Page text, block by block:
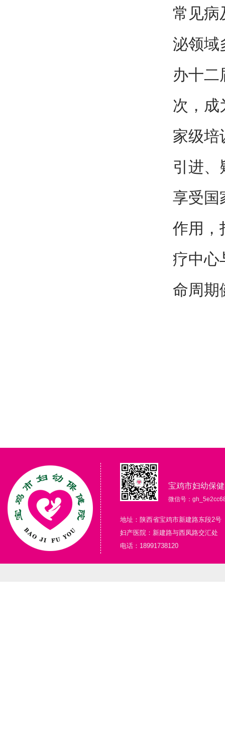
常见病
泌领域
办十二
次，成
家级培
引进、
享受国
作用，
疗中心
命周期
宝鸡市妇幼保
微信号：
地址：陕西省宝鸡市新建路东段2号
妇产医院：新建路与西凤路交汇处
电话：18991738120